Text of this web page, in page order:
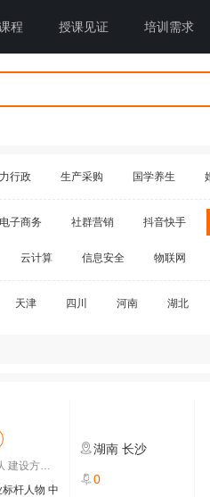
程 授课见证 培训需求
行政 生产采购 国学养生
电子商务 社群营销 抖音快手
云计算 信息安全 物联网
天津 四川 河南 湖北
法论》
杆人物 中
湖南 长沙
0